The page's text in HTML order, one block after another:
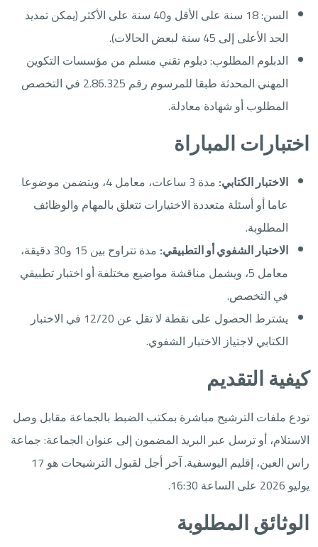
السن: 18 سنة على الأقل و40 سنة على الأكثر (يمكن تمديد
الحد الأعلى إلى 45 سنة لبعض الحالات).
الدبلوم المطلوب: دبلوم تقني مسلم من مؤسسات التكوين
المهني المحدثة طبقا للمرسوم رقم 2.86.325 في التخصص
المطلوب أو شهادة معادلة.
اختبارات المباراة
الاختبار الكتابي:
مدة 3 ساعات، معامل 4، ويتضمن موضوعا
عاما أو أسئلة متعددة الاختيارات تتعلق بالمهام والوظائف
المطلوبة.
الاختبار الشفوي أو التطبيقي:
مدة تتراوح بين 15 و30 دقيقة،
معامل 5، ويشمل مناقشة مواضيع مختلفة أو اختبار تطبيقي
في التخصص.
يشترط الحصول على نقطة لا تقل عن 12/20 في الاختبار
الكتابي لاجتياز الاختبار الشفوي.
كيفية التقديم
تودع ملفات الترشيح مباشرة بمكتب الضبط بالجماعة مقابل وصل
الاستلام، أو ترسل عبر البريد المضمون إلى عنوان الجماعة: جماعة
راس العين، إقليم اليوسفية. آخر أجل لقبول الترشيحات هو 17
يوليو 2026 على الساعة 16:30.
الوثائق المطلوبة